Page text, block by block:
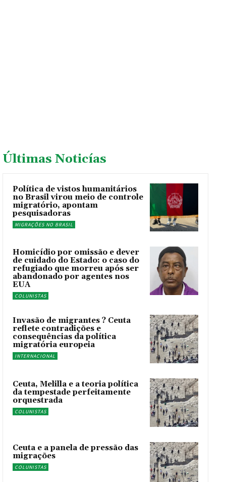
Últimas Noticías
Política de vistos humanitários
no Brasil virou meio de controle
migratório, apontam
pesquisadoras
MIGRAÇÕES NO BRASIL
Homicídio por omissão e dever
de cuidado do Estado: o caso do
refugiado que morreu após ser
abandonado por agentes nos
EUA
COLUNISTAS
Invasão de migrantes ? Ceuta
reflete contradições e
consequências da política
migratória europeia
INTERNACIONAL
Ceuta, Melilla e a teoria política
da tempestade perfeitamente
orquestrada
COLUNISTAS
Ceuta e a panela de pressão das
migrações
COLUNISTAS